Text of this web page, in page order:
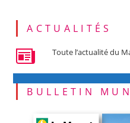
ACTUALITÉS
Toute l’actualité du
BULLETIN